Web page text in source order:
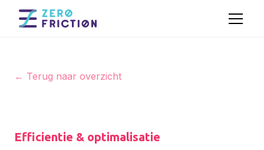
← Terug naar overzicht
Efficientie & optimalisatie